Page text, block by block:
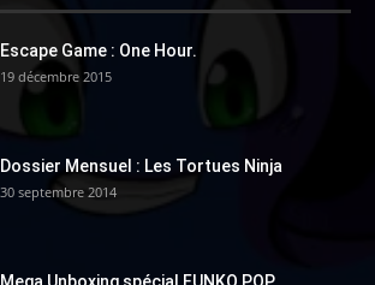
Escape Game : One Hour.
19 décembre 2015
Dossier Mensuel : Les Tortues Ninja
30 septembre 2014